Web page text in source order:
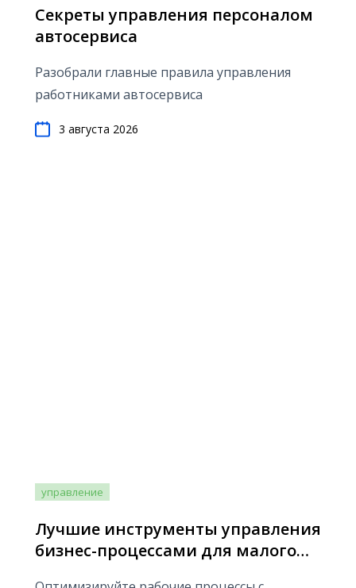
Секреты управления персоналом
автосервиса
Разобрали главные правила управления
работниками автосервиса
3 августа 2026
управление
Лучшие инструменты управления
бизнес-процессами для малого